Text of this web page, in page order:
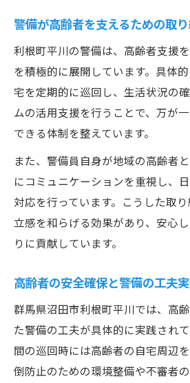
警備が高齢者を支えるための取
利根町平川の警備は、高齢者支援
を積極的に展開しています。具体
宅を定期的に巡回し、生活状況の
ムの活用支援を行うことで、万が
できる体制を整えています。
また、警備員自身が地域の高齢者
にコミュニケーションを重視し、
対応を行っています。こうした取
立感を和らげる効果があり、安心
りに貢献しています。
高齢者の安全確保と警備の工夫
群馬県沼田市利根町平川では、高
た警備の工夫が具体的に実践され
間の巡回時には高齢者の自宅周辺
倒防止のための環境整備や不審者